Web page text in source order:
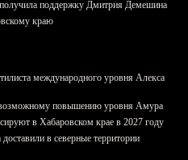
поддержку Дмитрия Демешина
краю
международного уровня Алекса
повышению уровня Амура
в Хабаровском крае в 2027 году
в северные территории